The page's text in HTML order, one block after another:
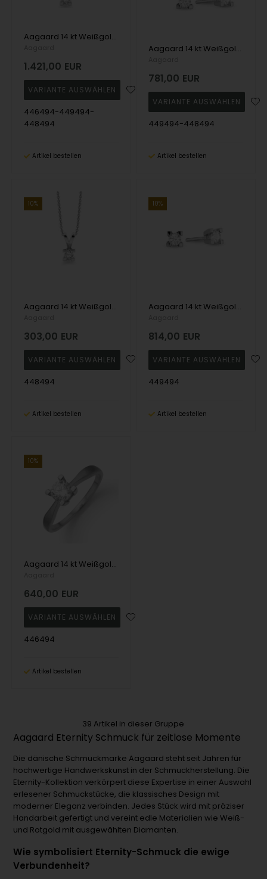
Aagaard 14 kt Weißgold Eternity 4-Greifer Schmuckset mit 4 x 0,05 - 1,00 ct Diamanten
1.421,00 EUR
446494-449494-
448494
Artikel bestellen
Aagaard 14 kt Weißgold Eternity 4-Greifer Schmuckset mit 3 x 0,05 - 1,00 ct Diamanten
781,00 EUR
449494-448494
Artikel bestellen
10%
Aagaard 14 kt Weißgold Eternity 4 Greifer Anhänger mit 1 x 0,05 - 1,00 ct Diamanten
303,00 EUR
448494
Artikel bestellen
10%
Aagaard 14 kt Weißgold Eternity 4 Ohrstecker mit 2 x 0,05 - 1,00 ct Diamanten
814,00 EUR
449494
Artikel bestellen
10%
Aagaard 14 kt Weißgold Eternity 4-Finger-Ring
640,00 EUR
446494
Artikel bestellen
39 Artikel in dieser Gruppe
Aagaard Eternity Schmuck für zeitlose Momente
Die dänische Schmuckmarke Aagaard steht seit Jahren für
hochwertige Handwerkskunst in der Schmuckherstellung. Die
Eternity-Kollektion verkörpert diese Expertise in einer Auswahl
erlesener Schmuckstücke, die klassisches Design mit
moderner Eleganz verbinden. Jedes Stück wird mit präziser
Handarbeit gefertigt und vereint edle Materialien wie Weiß-
und Rotgold mit ausgewählten Diamanten.
Wie symbolisiert Eternity-Schmuck die ewige
Verbundenheit?